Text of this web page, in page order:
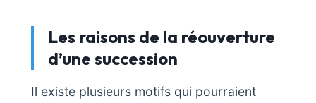
Les raisons de la réouverture
d’une succession
Il existe plusieurs motifs qui pourraient